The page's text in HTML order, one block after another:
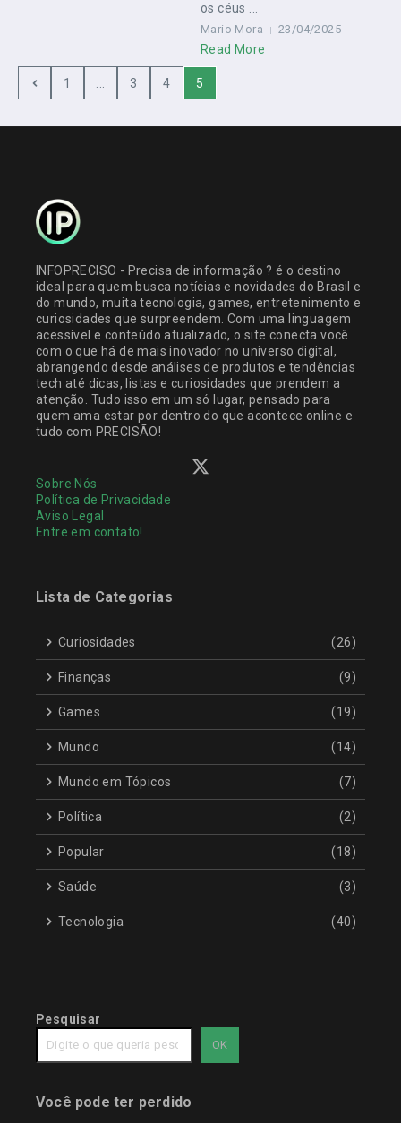
os céus ...
Mario Mora 23/04/2025
Read More
1 3 4 5
INFOPRECISO - Precisa de informação ? é o destino
ideal para quem busca notícias e novidades do Brasil e
do mundo, muita tecnologia, games, entretenimento e
curiosidades que surpreendem. Com uma linguagem
acessível e conteúdo atualizado, o site conecta você
com o que há de mais inovador no universo digital,
abrangendo desde análises de produtos e tendências
tech até dicas, listas e curiosidades que prendem a
atenção. Tudo isso em um só lugar, pensado para
quem ama estar por dentro do que acontece online e
tudo com PRECISÃO!
Sobre Nós
Política de Privacidade
Aviso Legal
Entre em contato!
Lista de Categorias
Curiosidades (26)
Finanças (9)
Games (19)
Mundo (14)
Mundo em Tópicos (7)
Política (2)
Popular (18)
Saúde (3)
Tecnologia (40)
Pesquisar
OK
Você pode ter perdido